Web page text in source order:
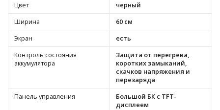
Цвет
черный
Ширина
60 см
Экран
есть
Контроль состояния
аккумулятора
Защита от перегрева,
коротких замыканий,
скачков напряжения и
перезаряда
Панель управления
Большой БК с TFT-
дисплеем